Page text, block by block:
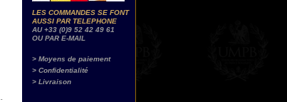
LES COMMANDES SE FONT
AUSSI PAR TELEPHONE
AU +33 (0)9 52 42 49 61
OU PAR E-MAIL
> Moyens de paiement
> Confidentialité
> Livraison